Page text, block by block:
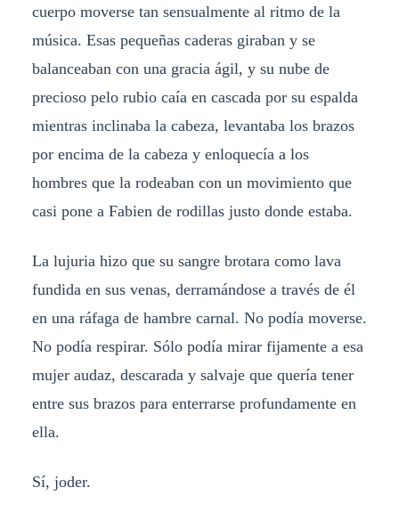
cuerpo moverse tan sensualmente al ritmo de la
música. Esas pequeñas caderas giraban y se
balanceaban con una gracia ágil, y su nube de
precioso pelo rubio caía en cascada por su espalda
mientras inclinaba la cabeza, levantaba los brazos
por encima de la cabeza y enloquecía a los
hombres que la rodeaban con un movimiento que
casi pone a Fabien de rodillas justo donde estaba.
La lujuria hizo que su sangre brotara como lava
fundida en sus venas, derramándose a través de él
en una ráfaga de hambre carnal. No podía moverse.
No podía respirar. Sólo podía mirar fijamente a esa
mujer audaz, descarada y salvaje que quería tener
entre sus brazos para enterrarse profundamente en
ella.
Sí, joder.